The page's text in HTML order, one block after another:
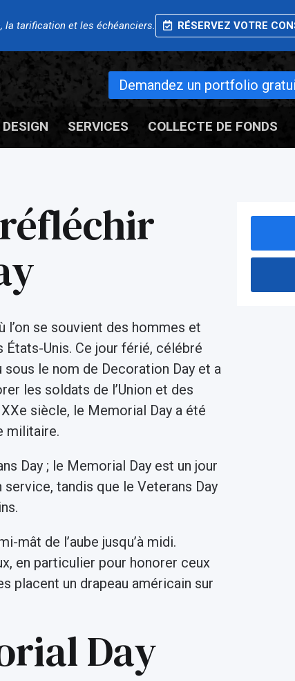
la tarification et les échéanciers. RÉSERVEZ VOTRE
Demandez un portfolio
SERVICES COLLECTE DE FONDS
l’on se souvient des hommes et
Unis. Ce jour férié, célébré
le nom de Decoration Day et a
les soldats de l’Union et des
siècle, le Memorial Day a été
militaire.
Day ; le Memorial Day est un jour
tandis que le Veterans Day
mât de l’aube jusqu’à midi.
en particulier pour honorer ceux
placent un drapeau américain sur
Day